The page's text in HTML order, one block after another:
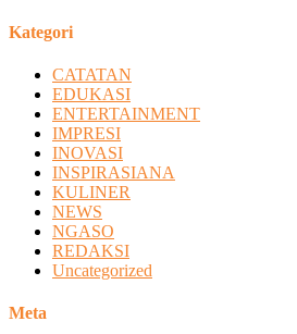
Kategori
CATATAN
EDUKASI
ENTERTAINMENT
IMPRESI
INOVASI
INSPIRASIANA
KULINER
NEWS
NGASO
REDAKSI
Uncategorized
Meta